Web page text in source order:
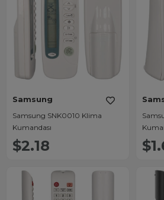
Samsung
Samsung SNK0010 Klima
Kumandası
$2.18